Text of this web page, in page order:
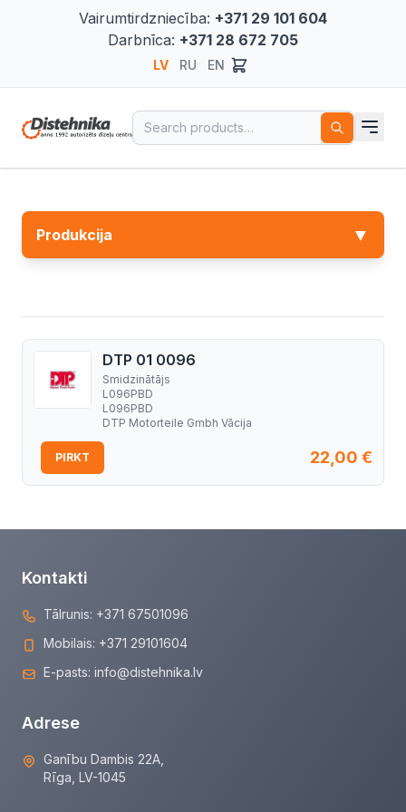
Vairumtirdzniecība: +371 29 101 604
Darbnīca: +371 28 672 705
LV RU EN
Search for:
Produkcija ▼
DTP 01 0096
Smidzinātājs
L096PBD
L096PBD
DTP Motorteile Gmbh Vācija
22,00 €
PIRKT
Kontakti
Tālrunis: +371 67501096
Mobilais: +371 29101604
E-pasts: info@distehnika.lv
Adrese
Ganību Dambis 22A,
Rīga, LV-1045